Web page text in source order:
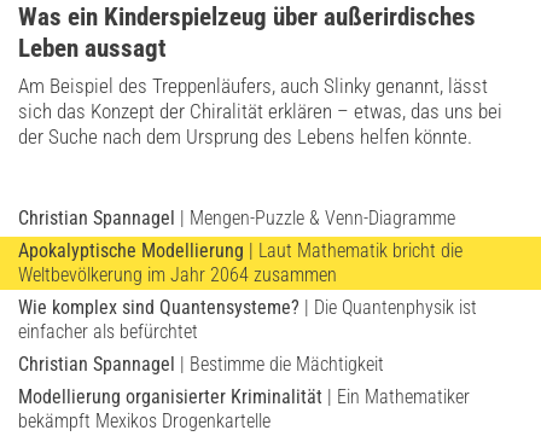
:
Was ein Kinderspielzeug über außerirdisches
Leben aussagt
Am Beispiel des Treppenläufers, auch Slinky genannt, lässt
sich das Konzept der Chiralität erklären – etwas, das uns bei
der Suche nach dem Ursprung des Lebens helfen könnte.
Christian Spannagel | Mengen-Puzzle & Venn-Diagramme
Apokalyptische Modellierung | Laut Mathematik bricht die
Weltbevölkerung im Jahr 2064 zusammen
Wie komplex sind Quantensysteme? | Die Quantenphysik ist
einfacher als befürchtet
Christian Spannagel | Bestimme die Mächtigkeit
Modellierung organisierter Kriminalität | Ein Mathematiker
bekämpft Mexikos Drogenkartelle